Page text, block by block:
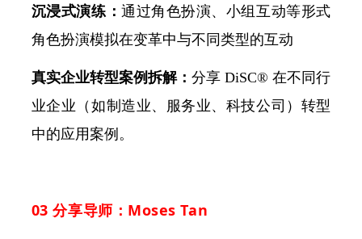
沉浸式演练：通过角色扮演、小组互动等形式
角色扮演模拟在变革中与不同类型的互动
真实企业转型案例拆解：分享 DiSC® 在不同行
业企业（如制造业、服务业、科技公司）转型
中的应用案例。
03 分享导师：Moses Tan